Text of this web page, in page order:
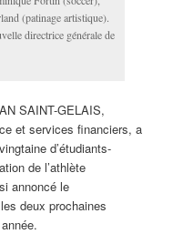
(patinage artistique).
directrice générale de
SAINT-GELAIS,
et services financiers, a
d’étudiants-
de l’athlète
annoncé le
deux prochaines